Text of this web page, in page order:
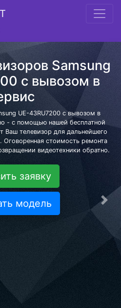
Samsung
с вывозом в
UE-43RU7200 с вывозом в
- с помощью нашей бесплатной
Ваш телевизор для дальнейшего
Оговоренная стоимость ремонта
видеотехники обратно.
заявку
модель